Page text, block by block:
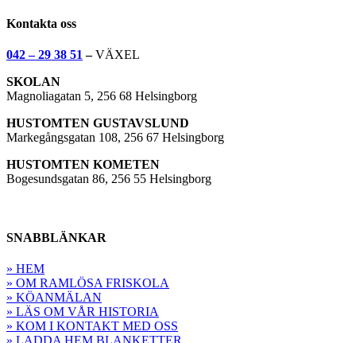
Kontakta oss
042 – 29 38 51–VÄXEL
SKOLAN
Magnoliagatan 5, 256 68 Helsingborg
HUSTOMTEN GUSTAVSLUND
Markegångsgatan 108, 256 67 Helsingborg
HUSTOMTEN KOMETEN
Bogesundsgatan 86, 256 55 Helsingborg
SNABBLÄNKAR
» HEM
» OM RAMLÖSA FRISKOLA
» KÖANMÄLAN
» LÄS OM VÅR HISTORIA
» KOM I KONTAKT MED OSS
» LADDA HEM BLANKETTER